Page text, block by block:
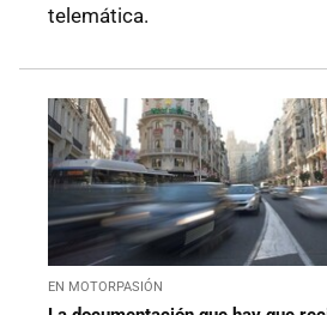
telemática.
EN MOTORPASIÓN